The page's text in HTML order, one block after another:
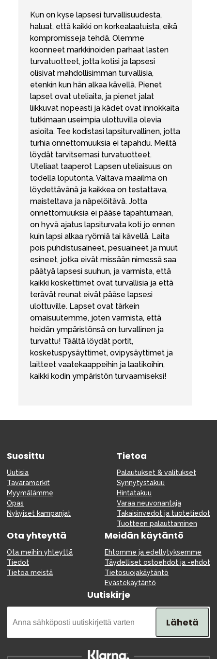
Kun on kyse lapsesi turvallisuudesta,
haluat, että kaikki on korkealaatuista, eikä
kompromisseja tehdä. Olemme
koonneet markkinoiden parhaat lasten
turvatuotteet, jotta kotisi ja lapsesi
olisivat mahdollisimman turvallisia,
etenkin kun hän alkaa kävellä. Pienet
lapset ovat uteliaita, ja pienet jalat
liikkuvat nopeasti ja kädet ovat innokkaita
tutkimaan useimpia ulottuvilla olevia
asioita. Tee kodistasi lapsiturvallinen, jotta
turhia onnettomuuksia ei tapahdu. Meiltä
löydät tarvitsemasi turvatuotteet.
Uteliaat taaperot Lapsen uteliaisuus on
todella loputonta. Valtava maailma on
löydettävänä ja kaikkea on testattava,
maisteltava ja näpelöitävä. Jotta
onnettomuuksia ei pääse tapahtumaan,
on hyvä ajatus lapsiturvata koti jo ennen
kuin lapsi alkaa ryömiä tai kävellä. Laita
pois puhdistusaineet, pesuaineet ja muut
esineet, jotka eivät missään nimessä saa
päätyä lapsesi suuhun, ja varmista, että
kaikki koskettimet ovat turvallisia ja että
terävät reunat eivät pääse lapsesi
ulottuville. Lapset ovat tärkein
omaisuutemme, joten varmista, että
heidän ympäristönsä on turvallinen ja
turvattu! Täältä löydät portit,
kosketuspysäyttimet, ovipysäyttimet ja
laitteet vaatekaappeihin ja laatikoihin,
kaikki kodin ympäristön turvaamiseksi!
Suosittu
Uutisia
Tavaramerkit
Myymälämme
Opas
Nykyiset kampanjat
Tietoa
Palautukset & valitukset
Synnytystakuu
Hintatakuu
Varaa neuvonantaja
Takaisinvedot ja tuotetiedot
Tuotteen palauttaminen
Ota yhteyttä
Ota meihin yhteyttä
Tiedot
Tietoa meistä
Meidän käytäntö
Ehtomme ja edellytyksemme
Täydelliset ostoehdot ja -ehdot
Tietosuojakäytäntö
Evästekäytäntö
Uutiskirje
Lähetä